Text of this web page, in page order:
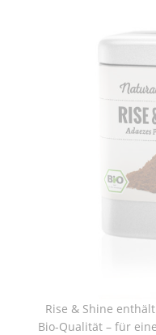
Rise & Shine
Bio-Qualität – für